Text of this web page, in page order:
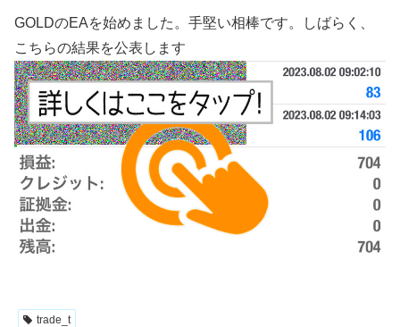
GOLDのEAを始めました。手堅い相棒です。しばらく、
こちらの結果を公表します
trade_t